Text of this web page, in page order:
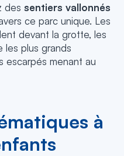
des sentiers vallonnés
ce parc unique. Les
devant la grotte, les
les plus grands
escarpés menant au
à